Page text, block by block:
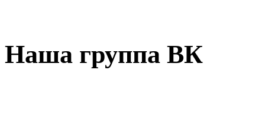
Наша группа ВК